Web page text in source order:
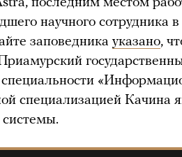
последним местом
научного сотрудника
заповедника указано,
специализацией Качина